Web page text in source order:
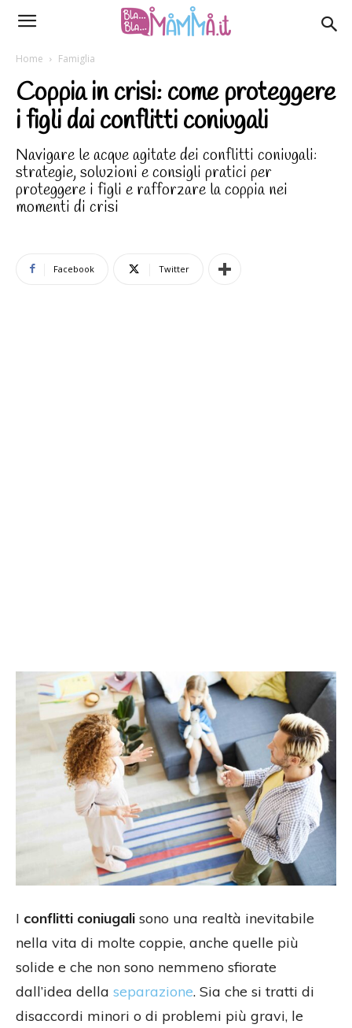
Home Famiglia
Coppia in crisi: come proteggere
i figli dai conflitti coniugali
Navigare le acque agitate dei conflitti coniugali:
strategie, soluzioni e consigli pratici per
proteggere i figli e rafforzare la coppia nei
momenti di crisi
Facebook Twitter
I conflitti coniugali sono una realtà inevitabile
nella vita di molte coppie, anche quelle più
solide e che non sono nemmeno sfiorate
dall’idea della separazione. Sia che si tratti di
disaccordi minori o di problemi più gravi, le